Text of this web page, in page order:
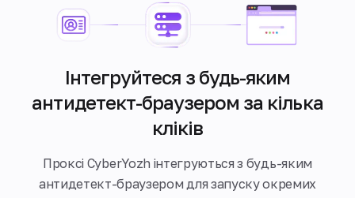
Інтегруйтеся з будь-яким
антидетект-браузером за кілька
кліків
Проксі CyberYozh інтегруються з будь-яким
антидетект-браузером для запуску окремих